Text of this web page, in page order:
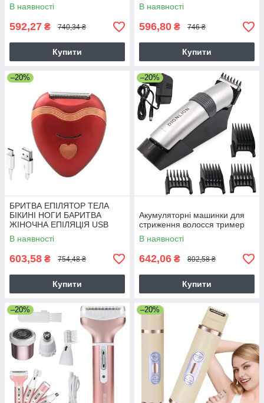
В наявності
592,27 ₴ 740,34 ₴
Купити
В наявності
596,80 ₴ 746 ₴
Купити
–20%
БРИТВА ЕПІЛЯТОР ТЕЛА
БІКИНІ НОГИ БАРИТВА
ЖІНОЧНА ЕПІЛЯЦІЯ USB
В наявності
603,58 ₴ 754,48 ₴
Купити
–20%
Акумуляторні машинки для
стриження волосся тример
В наявності
642,06 ₴ 802,58 ₴
Купити
–20% –20%